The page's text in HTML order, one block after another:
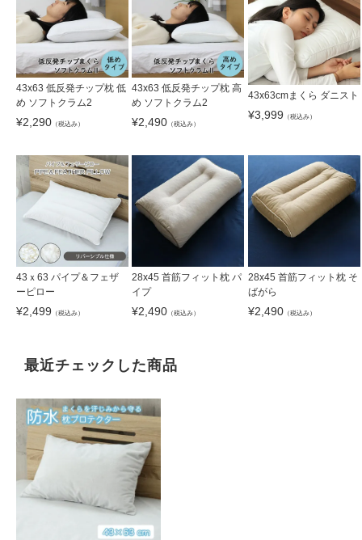
43x63 低反発チップ枕 低
め ソフトクラム2
¥2,290 （税込み）
43x63 低反発チップ枕 高
め ソフトクラム2
¥2,490 （税込み）
43x63cmまくら ダニスト
¥3,999 （税込み）
43ｘ63 パイプ＆フェザ
ーピロー
¥2,499 （税込み）
28x45 首筋フィット枕 パ
イプ
¥2,490 （税込み）
28x45 首筋フィット枕 そ
ばがら
¥2,490（税込み）
最近チェックした商品